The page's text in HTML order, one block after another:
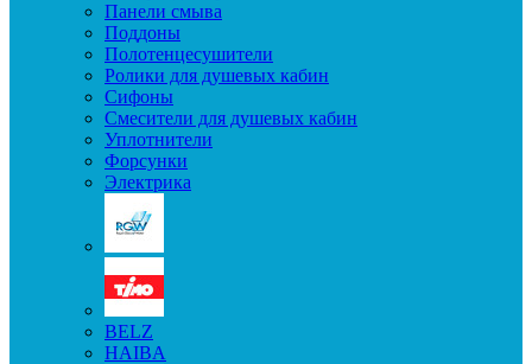
Панели смыва
Поддоны
Полотенцесушители
Ролики для душевых кабин
Сифоны
Смесители для душевых кабин
Уплотнители
Форсунки
Электрика
BELZ
HAIBA